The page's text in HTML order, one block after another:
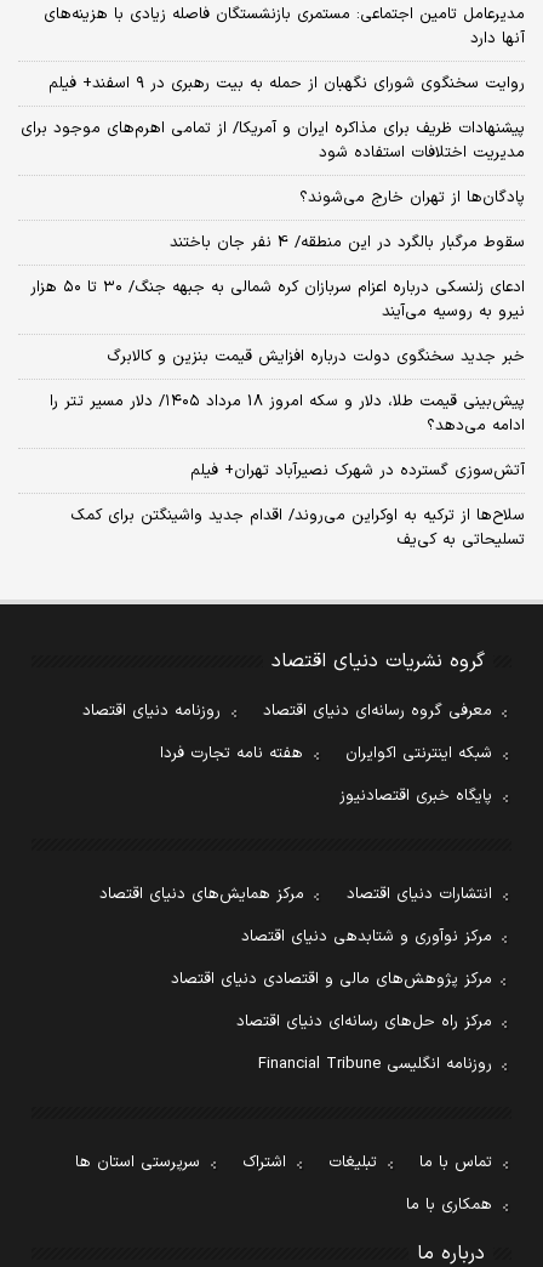
مدیرعامل تامین اجتماعی: مستمری بازنشستگان فاصله زیادی با هزینه‌های
آنها دارد
روایت سخنگوی شورای نگهبان از حمله به بیت رهبری در ۹ اسفند+ فیلم
پیشنهادات ظریف برای مذاکره ایران و آمریکا/ از تمامی اهرم‌های موجود برای
مدیریت اختلافات استفاده شود
پادگان‌ها از تهران خارج می‌شوند؟
سقوط مرگبار بالگرد در این منطقه/ 4 نفر جان باختند
ادعای زلنسکی درباره اعزام سربازان کره شمالی به جبهه جنگ/ ۳۰ تا ۵۰ هزار
نیرو به روسیه می‌آیند
خبر جدید سخنگوی دولت درباره افزایش قیمت بنزین و کالابرگ
پیش‌بینی قیمت طلا، دلار و سکه امروز 18 مرداد ۱۴۰۵/ دلار مسیر تتر را
ادامه می‌دهد؟
آتش‌سوزی گسترده در شهرک نصیرآباد تهران+ فیلم
سلاح‌ها از ترکیه به اوکراین می‌روند/ اقدام جدید واشینگتن برای کمک
تسلیحاتی به کی‌یف
گروه نشریات دنیای اقتصاد
معرفی گروه رسانه‌ای دنیای اقتصاد
روزنامه دنیای اقتصاد
شبکه اینترنتی اکوایران
هفته نامه تجارت فردا
پایگاه خبری اقتصادنیوز
انتشارات دنیای اقتصاد
مرکز همایش‌های دنیای اقتصاد
مرکز نوآوری و شتابدهی دنیای اقتصاد
مرکز پژوهش‌های مالی و اقتصادی دنیای اقتصاد
مرکز راه حل‌های رسانه‌ای دنیای اقتصاد
روزنامه انگلیسی Financial Tribune
تماس با ما تبلیغات اشتراک
سرپرستی استان ها
همکاری با ما
درباره ما